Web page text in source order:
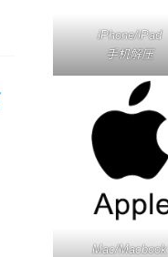
iPhone/iPad
手机解压
Mac/Macbook